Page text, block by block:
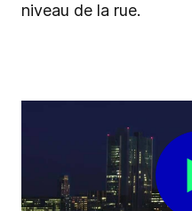
niveau de la rue.